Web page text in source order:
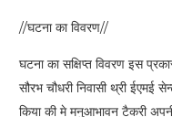
//घटना का विवरण//
घटना का सक्षिप्त विवरण इस
सौरभ चौधरी निवासी थ्री ईएमई
किया की मे मनुआभावन टैकरी